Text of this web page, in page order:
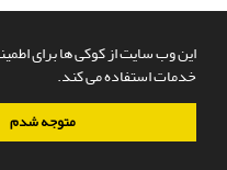
این وب سایت از کوکی ها برای
خدمات استفاده می کند.
متوجه شدم
سامانه مدیریت نشریات علمی.